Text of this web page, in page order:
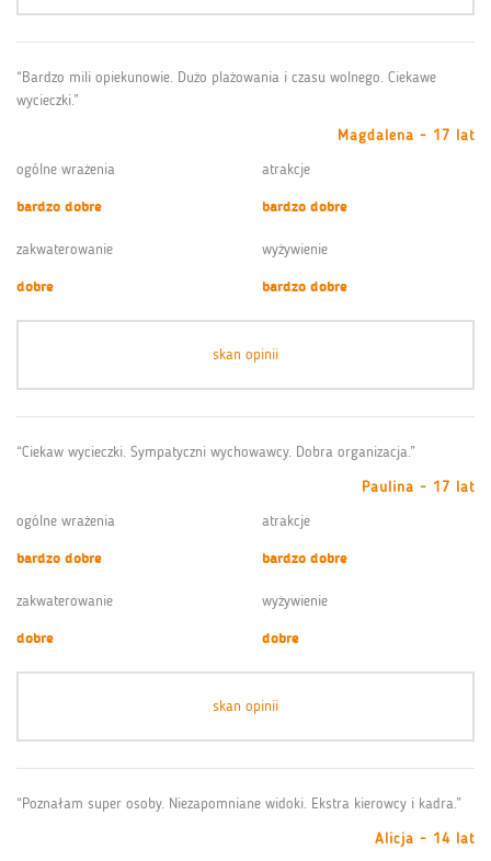
“Bardzo mili opiekunowie. Dużo plażowania i czasu wolnego. Ciekawe
wycieczki.”
Magdalena - 17 lat
ogólne wrażenia
bardzo dobre
atrakcje
bardzo dobre
zakwaterowanie
dobre
wyżywienie
bardzo dobre
skan opinii
“Ciekaw wycieczki. Sympatyczni wychowawcy. Dobra organizacja.”
Paulina - 17 lat
ogólne wrażenia
bardzo dobre
atrakcje
bardzo dobre
zakwaterowanie
dobre
wyżywienie
dobre
skan opinii
“Poznałam super osoby. Niezapomniane widoki. Ekstra kierowcy i kadra.”
Alicja - 14 lat